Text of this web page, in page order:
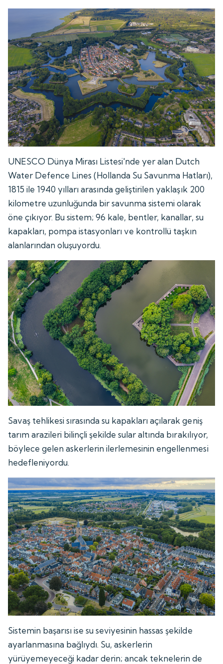
UNESCO Dünya Mirası Listesi'nde yer alan Dutch
Water Defence Lines (Hollanda Su Savunma Hatları),
1815 ile 1940 yılları arasında geliştirilen yaklaşık 200
kilometre uzunluğunda bir savunma sistemi olarak
öne çıkıyor. Bu sistem; 96 kale, bentler, kanallar, su
kapakları, pompa istasyonları ve kontrollü taşkın
alanlarından oluşuyordu.
Savaş tehlikesi sırasında su kapakları açılarak geniş
tarım arazileri bilinçli şekilde sular altında bırakılıyor,
böylece gelen askerlerin ilerlemesinin engellenmesi
hedefleniyordu.
Sistemin başarısı ise su seviyesinin hassas şekilde
ayarlanmasına bağlıydı. Su, askerlerin
yürüyemeyeceği kadar derin; ancak teknelerin de